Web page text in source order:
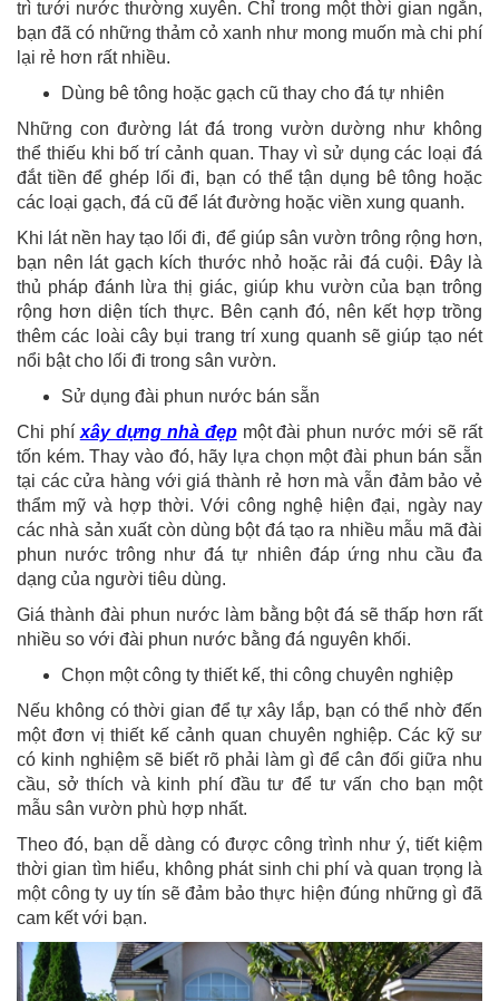
trì tưới nước thường xuyên. Chỉ trong một thời gian ngắn,
bạn đã có những thảm cỏ xanh như mong muốn mà chi phí
lại rẻ hơn rất nhiều.
Dùng bê tông hoặc gạch cũ thay cho đá tự nhiên
Những con đường lát đá trong vườn dường như không
thể thiếu khi bố trí cảnh quan. Thay vì sử dụng các loại đá
đắt tiền để ghép lối đi, bạn có thể tận dụng bê tông hoặc
các loại gạch, đá cũ để lát đường hoặc viền xung quanh.
Khi lát nền hay tạo lối đi, để giúp sân vườn trông rộng hơn,
bạn nên lát gạch kích thước nhỏ hoặc rải đá cuội. Đây là
thủ pháp đánh lừa thị giác, giúp khu vườn của bạn trông
rộng hơn diện tích thực. Bên cạnh đó, nên kết hợp trồng
thêm các loài cây bụi trang trí xung quanh sẽ giúp tạo nét
nổi bật cho lối đi trong sân vườn.
Sử dụng đài phun nước bán sẵn
Chi phí xây dựng nhà đẹpmột đài phun nước mới sẽ rất
tốn kém. Thay vào đó, hãy lựa chọn một đài phun bán sẵn
tại các cửa hàng với giá thành rẻ hơn mà vẫn đảm bảo vẻ
thẩm mỹ và hợp thời. Với công nghệ hiện đại, ngày nay
các nhà sản xuất còn dùng bột đá tạo ra nhiều mẫu mã đài
phun nước trông như đá tự nhiên đáp ứng nhu cầu đa
dạng của người tiêu dùng.
Giá thành đài phun nước làm bằng bột đá sẽ thấp hơn rất
nhiều so với đài phun nước bằng đá nguyên khối.
Chọn một công ty thiết kế, thi công chuyên nghiệp
Nếu không có thời gian để tự xây lắp, bạn có thể nhờ đến
một đơn vị thiết kế cảnh quan chuyên nghiệp. Các kỹ sư
có kinh nghiệm sẽ biết rõ phải làm gì để cân đối giữa nhu
cầu, sở thích và kinh phí đầu tư để tư vấn cho bạn một
mẫu sân vườn phù hợp nhất.
Theo đó, bạn dễ dàng có được công trình như ý, tiết kiệm
thời gian tìm hiểu, không phát sinh chi phí và quan trọng là
một công ty uy tín sẽ đảm bảo thực hiện đúng những gì đã
cam kết với bạn.